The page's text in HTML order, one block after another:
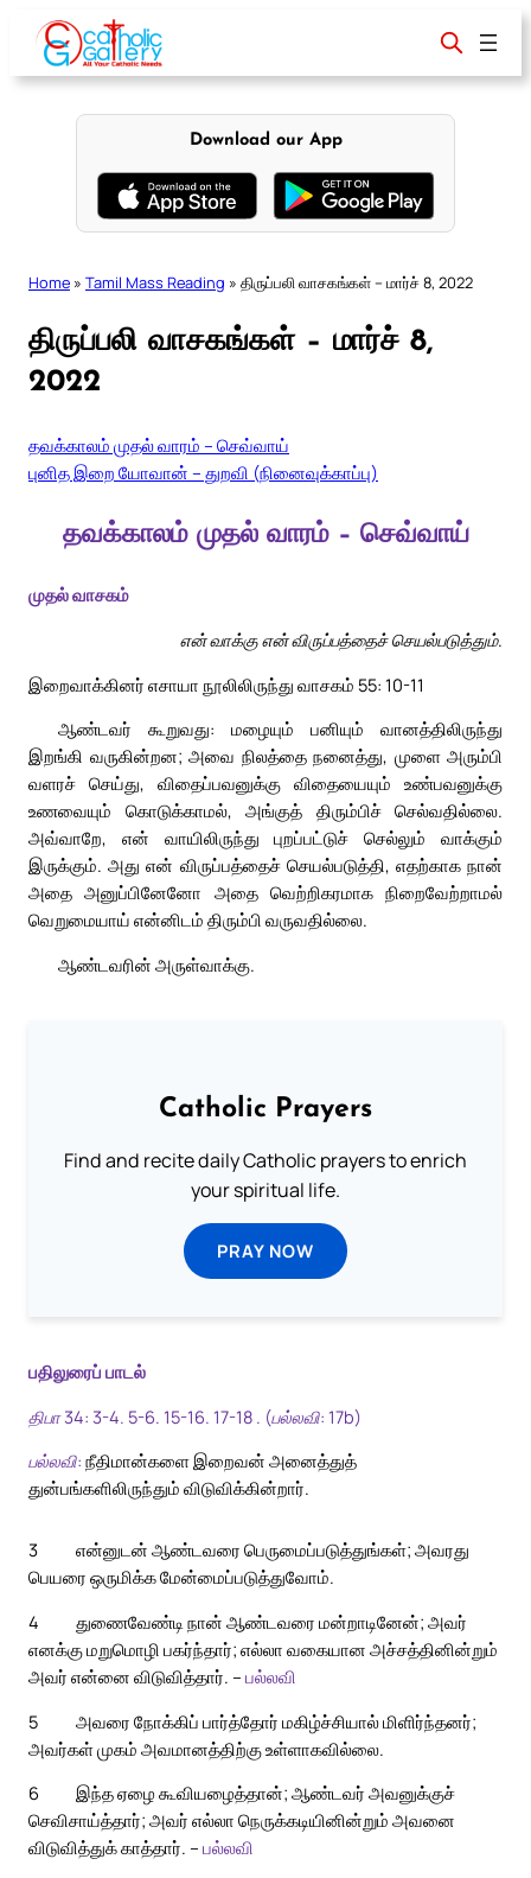
content
Download our App
Home » Tamil Mass Reading » திருப்பலி வாசகங்கள் – மார்ச் 8, 2022
திருப்பலி வாசகங்கள் – மார்ச் 8,
2022
தவக்காலம் முதல் வாரம் – செவ்வாய்
புனித இறை யோவான் – துறவி (நினைவுக்காப்பு)
தவக்காலம் முதல் வாரம் – செவ்வாய்
முதல் வாசகம்
என் வாக்கு என் விருப்பத்தைச் செயல்படுத்தும்.
இறைவாக்கினர் எசாயா நூலிலிருந்து வாசகம் 55: 10-11
ஆண்டவர் கூறுவது: மழையும் பனியும் வானத்திலிருந்து
இறங்கி வருகின்றன; அவை நிலத்தை நனைத்து, முளை அரும்பி
வளரச் செய்து, விதைப்பவனுக்கு விதையையும் உண்பவனுக்கு
உணவையும் கொடுக்காமல், அங்குத் திரும்பிச் செல்வதில்லை.
அவ்வாறே, என் வாயிலிருந்து புறப்பட்டுச் செல்லும் வாக்கும்
இருக்கும். அது என் விருப்பத்தைச் செயல்படுத்தி, எதற்காக நான்
அதை அனுப்பினேனோ அதை வெற்றிகரமாக நிறைவேற்றாமல்
வெறுமையாய் என்னிடம் திரும்பி வருவதில்லை.
ஆண்டவரின் அருள்வாக்கு.
Catholic Prayers
Find and recite daily Catholic prayers to enrich
your spiritual life.
PRAY NOW
பதிலுரைப் பாடல்
திபா 34: 3-4. 5-6. 15-16. 17-18 . (பல்லவி: 17b)
பல்லவி: நீதிமான்களை இறைவன் அனைத்துத்
துன்பங்களிலிருந்தும் விடுவிக்கின்றார்.
3
என்னுடன் ஆண்டவரை பெருமைப்படுத்துங்கள்; அவரது
பெயரை ஒருமிக்க மேன்மைப்படுத்துவோம்.
4
துணைவேண்டி நான் ஆண்டவரை மன்றாடினேன்; அவர்
எனக்கு மறுமொழி பகர்ந்தார்; எல்லா வகையான அச்சத்தினின்றும்
அவர் என்னை விடுவித்தார். – பல்லவி
5
அவரை நோக்கிப் பார்த்தோர் மகிழ்ச்சியால் மிளிர்ந்தனர்;
அவர்கள் முகம் அவமானத்திற்கு உள்ளாகவில்லை.
6
இந்த ஏழை கூவியழைத்தான்; ஆண்டவர் அவனுக்குச்
செவிசாய்த்தார்; அவர் எல்லா நெருக்கடியினின்றும் அவனை
விடுவித்துக் காத்தார். – பல்லவி